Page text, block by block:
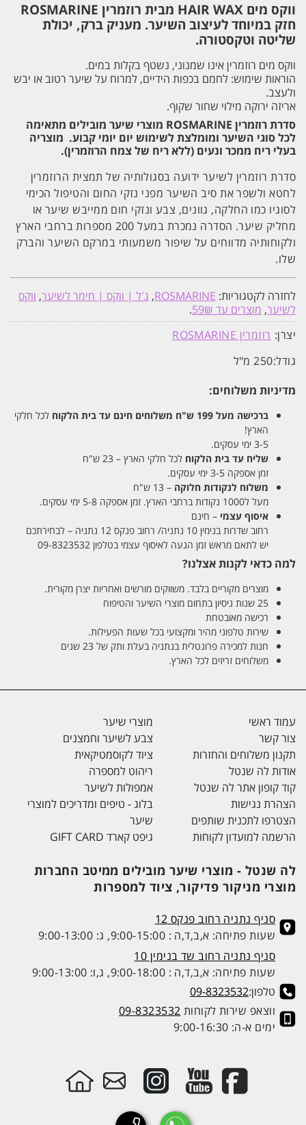
רוזמרין
(אריזה
ירוקה)
ווקס מים HAIR WAX מבית רוזמרין ROSMARINE
חזק במיוחד לעיצוב השיער. מעניק ברק, יכולת
שליטה וטקסטורה.
ווקס מים רוזמרין אינו שמנוני, נשטף בקלות במים.
הוראות שימוש: לחמם בכפות הידיים, למרוח על שיער רטוב או יבש
ולעצב.
אריזה ירוקה מילוי שחור שקוף.
סדרת רוזמרין ROSMARINE מוצרי שיער מובילים מתאימה
לכל סוגי השיער ומומלצת לשימוש יום יומי קבוע. מוצריה
בעלי ריח ממכר ונעים (ללא ריח של צמח הרוזמרין).
סדרת רוזמרין לשיער ידועה בסגולותיה של תמצית הרוזמרין
לחטא ולשפר את סיב השיער מפני נזקי החום והטיפול הכימי
לסוגיו כמו החלקה, גוונים, צבע ונזקי חום ממייבש שיער או
מחליק שיער. הסדרה נמכרת במעל 200 מספרות ברחבי הארץ
ולקוחותיה מדווחים על שיפור משמעותי במרקם השיער והברק
שלו.
לחזרה לקטגוריות: ROSMARINE
, ג'ל | ווקס | חימר לשיער, ווקס
לשיער, מוצרים עד 59₪
.
יצרן: רוזמרין ROSMARINE
גודל:250 מ"ל
מדיניות משלוחים:
ברכישה מעל 199 ש"ח משלוחים חינם עד בית הלקוח לכל חלקי
הארץ!
3-5 ימי עסקים.
שליח עד בית הלקוח לכל חלקי הארץ – 23 ש"ח
זמן אספקה 3-5 ימי עסקים.
משלוח לנקודות חלוקה – 13 ש"ח
מעל ל1000 נקודות ברחבי הארץ. זמן אספקה 5-8 ימי עסקים.
איסוף עצמי – חינם
רחוב שדרות בנימין 10 נתניה/ רחוב פנקס 12 נתניה – לבחירתכם
יש לתאם מראש זמן הגעה לאיסוף עצמי בטלפון 09-8323532
למה כדאי לקנות אצלנו?
מוצרים מקוריים בלבד. משווקים מורשים ואחריות יצרן מקורית.
25 שנות ניסיון בתחום מוצרי השיער והטיפוח
רכישה מאובטחת
שירות טלפוני מהיר ומקצועי בכל שעות הפעילות.
חנות למכירה פרונטלית בנתניה בעלת ותק של 23 שנים
משלוחים זריזים לכל הארץ.
עמוד ראשי
צור קשר
תקנון משלוחים והחזרות
אודות לה שנטל
קוד קופון אתר לה שנטל
הצהרת נגישות
הצטרפו לתכנית שותפים
הרשמה למועדון לקוחות
מוצרי שיער
צבע לשיער וחמצנים
ציוד לקוסמטיקאית
ריהוט למספרה
אמפולות לשיער
בלוג - טיפים ומדריכים למוצרי
שיער
גיפט קארד GIFT CARD
לה שנטל - מוצרי שיער מובילים ממיטב החברות
מוצרי מניקור פדיקור, ציוד למספרות
סניף נתניה רחוב פנקס 12
שעות פתיחה: א,ב,ד,ה : 9:00-15:00, ג: 9:00-13:00
סניף נתניה רחוב שד בנימין 10
שעות פתיחה: א,ב,ד,ה : 9:00-18:00, ג,ו: 9:00-13:00
טלפון:09-8323532
ווצאפ שירות לקוחות 09-8323532
ימים א-ה: 9:00-16:30